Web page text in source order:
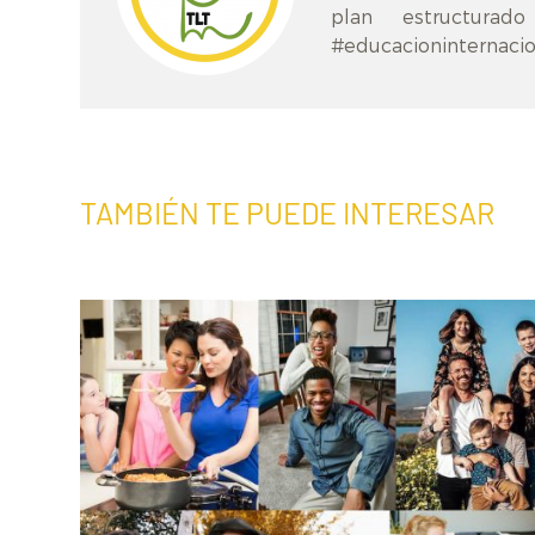
plan
TAMBIÉN TE PUEDE INTERESAR